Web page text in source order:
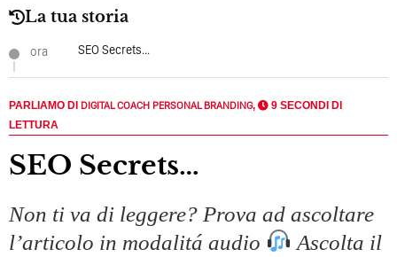
Come Promuoversi Nel Wedding? Il Mio Intervento Per
L’Accademia Del Wedding
La tua storia
ora SEO Secrets...
PARLIAMO DI DIGITAL COACH PERSONAL BRANDING,
9 SECONDI DI
LETTURA
SEO Secrets…
Non ti va di leggere? Prova ad ascoltare
l’articolo in modalitá audio
Ascolta il